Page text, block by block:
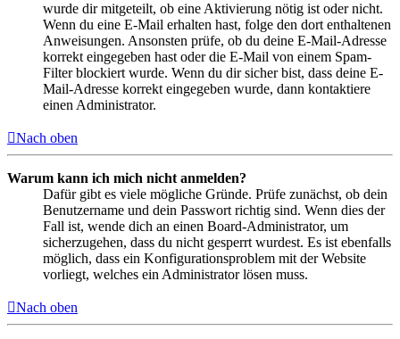
wurde dir mitgeteilt, ob eine Aktivierung nötig ist oder nicht.
Wenn du eine E-Mail erhalten hast, folge den dort enthaltenen
Anweisungen. Ansonsten prüfe, ob du deine E-Mail-Adresse
korrekt eingegeben hast oder die E-Mail von einem Spam-
Filter blockiert wurde. Wenn du dir sicher bist, dass deine E-
Mail-Adresse korrekt eingegeben wurde, dann kontaktiere
einen Administrator.
Nach oben
Warum kann ich mich nicht anmelden?
Dafür gibt es viele mögliche Gründe. Prüfe zunächst, ob dein
Benutzername und dein Passwort richtig sind. Wenn dies der
Fall ist, wende dich an einen Board-Administrator, um
sicherzugehen, dass du nicht gesperrt wurdest. Es ist ebenfalls
möglich, dass ein Konfigurationsproblem mit der Website
vorliegt, welches ein Administrator lösen muss.
Nach oben